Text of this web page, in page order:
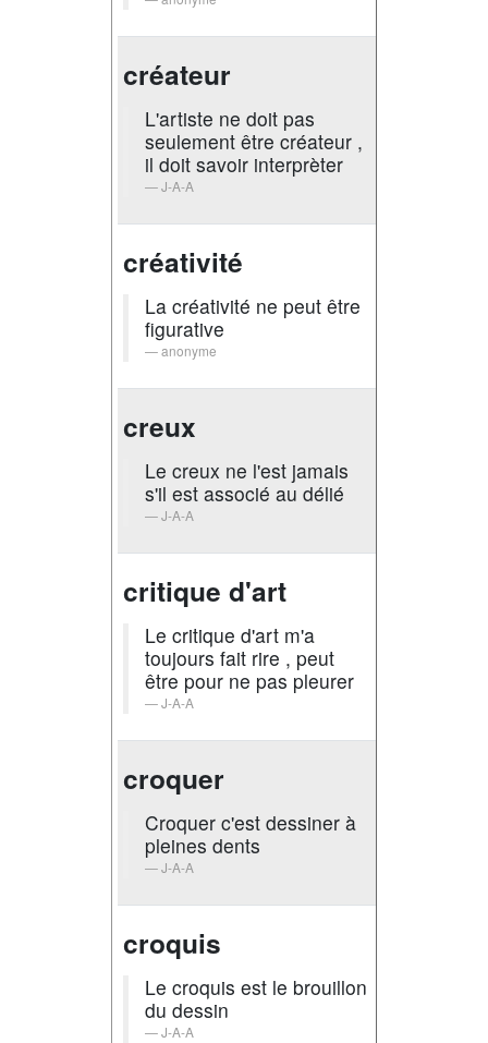
créateur
L'artiste ne doit pas
seulement être créateur ,
il doit savoir interprèter
J-A-A
créativité
La créativité ne peut être
figurative
anonyme
creux
Le creux ne l'est jamais
s'il est associé au délié
J-A-A
critique d'art
Le critique d'art m'a
toujours fait rire , peut
être pour ne pas pleurer
J-A-A
croquer
Croquer c'est dessiner à
pleines dents
J-A-A
croquis
Le croquis est le brouillon
du dessin
J-A-A